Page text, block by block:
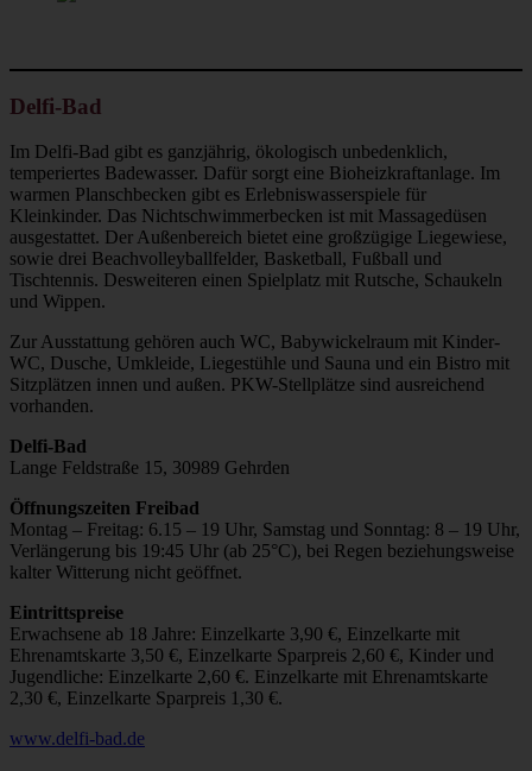
Delfi-Bad
Im Delfi-Bad gibt es ganzjährig, ökologisch unbedenklich,
temperiertes Badewasser. Dafür sorgt eine Bioheizkraftanlage. Im
warmen Planschbecken gibt es Erlebniswasserspiele für
Kleinkinder. Das Nichtschwimmerbecken ist mit Massagedüsen
ausgestattet. Der Außenbereich bietet eine großzügige Liegewiese,
sowie drei Beachvolleyballfelder, Basketball, Fußball und
Tischtennis. Desweiteren einen Spielplatz mit Rutsche, Schaukeln
und Wippen.
Zur Ausstattung gehören auch WC, Babywickelraum mit Kinder-
WC, Dusche, Umkleide, Liegestühle und Sauna und ein Bistro mit
Sitzplätzen innen und außen. PKW-Stellplätze sind ausreichend
vorhanden.
Delfi-Bad
Lange Feldstraße 15, 30989 Gehrden
Öffnungszeiten Freibad
Montag – Freitag: 6.15 – 19 Uhr, Samstag und Sonntag: 8 – 19 Uhr,
Verlängerung bis 19:45 Uhr (ab 25°C), bei Regen beziehungsweise
kalter Witterung nicht geöffnet.
Eintrittspreise
Erwachsene ab 18 Jahre: Einzelkarte 3,90 €, Einzelkarte mit
Ehrenamtskarte 3,50 €, Einzelkarte Sparpreis 2,60 €, Kinder und
Jugendliche: Einzelkarte 2,60 €. Einzelkarte mit Ehrenamtskarte
2,30 €, Einzelkarte Sparpreis 1,30 €.
www.delfi-bad.de